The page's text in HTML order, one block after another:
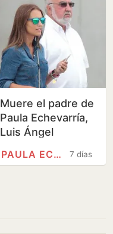
Muere el padre de
Paula Echevarría,
Luis Ángel
7 días
PAULA ECHEVARRÍA